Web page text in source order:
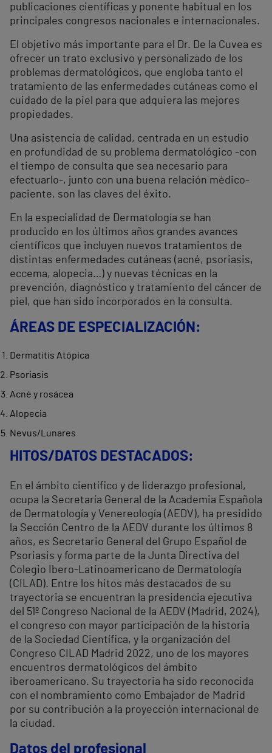
publicaciones científicas y ponente habitual en los
principales congresos nacionales e internacionales.
El objetivo más importante para el Dr. De la Cuvea es
ofrecer un trato exclusivo y personalizado de los
problemas dermatológicos, que engloba tanto el
tratamiento de las enfermedades cutáneas como el
cuidado de la piel para que adquiera las mejores
propiedades.
Una asistencia de calidad, centrada en un estudio
en profundidad de su problema dermatológico -con
el tiempo de consulta que sea necesario para
efectuarlo-, junto con una buena relación médico-
paciente, son las claves del éxito.
En la especialidad de Dermatología se han
producido en los últimos años grandes avances
científicos que incluyen nuevos tratamientos de
distintas enfermedades cutáneas (acné, psoriasis,
eccema, alopecia…) y nuevas técnicas en la
prevención, diagnóstico y tratamiento del cáncer de
piel, que han sido incorporados en la consulta.
ÁREAS DE ESPECIALIZACIÓN:
Dermatitis Atópica
Psoriasis
Acné y rosácea
Alopecia
Nevus/Lunares
HITOS/DATOS DESTACADOS:
En el ámbito científico y de liderazgo profesional,
ocupa la Secretaría General de la Academia Española
de Dermatología y Venereología (AEDV), ha presidido
la Sección Centro de la AEDV durante los últimos 8
años, es Secretario General del Grupo Español de
Psoriasis y forma parte de la Junta Directiva del
Colegio Ibero-Latinoamericano de Dermatología
(CILAD). Entre los hitos más destacados de su
trayectoria se encuentran la presidencia ejecutiva
del 51º Congreso Nacional de la AEDV (Madrid, 2024),
el congreso con mayor participación de la historia
de la Sociedad Científica, y la organización del
Congreso CILAD Madrid 2022, uno de los mayores
encuentros dermatológicos del ámbito
iberoamericano. Su trayectoria ha sido reconocida
con el nombramiento como Embajador de Madrid
por su contribución a la proyección internacional de
la ciudad.
Datos del profesional